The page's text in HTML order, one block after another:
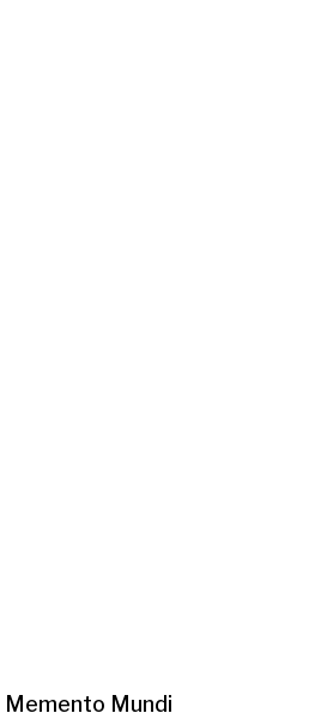
Memento Mundi